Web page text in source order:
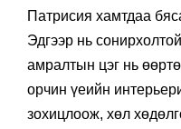
Патрисия хамтдаа
Эдгээр нь
амралтын цэг нь
орчин үеийн
зохицлоож, хөл